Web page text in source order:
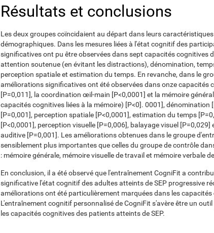
Résultats et conclusions
Les deux groupes coïncidaient au départ dans leurs
démographiques. Dans les mesures liées à l'état cognitif des
significatives ont pu être observées dans sept capacités cognitives
attention soutenue (en évitant les distractions), dénomination,
perception spatiale et estimation du temps. En revanche, dans le
améliorations significatives ont été observées dans onze capacités
[P=0,011], la coordination œil-main [P<0,0001] et la mémoire
capacités cognitives liées à la mémoire) [P<0]. 0001], dénomination
[P=0,001], perception spatiale [P<0,0001], estimation du temps
[P<0,0001], perception visuelle [P=0,006], balayage visuel
auditive [P=0,001]. Les améliorations obtenues dans le groupe
sensiblement plus importantes que celles du groupe de contrôle
: mémoire générale, mémoire visuelle de travail et mémoire verbale
En conclusion, il a été observé que l'entraînement CogniFit a
significative l'état cognitif des adultes atteints de SEP progressive
améliorations ont été particulièrement marquées dans les capacités
L'entraînement cognitif personnalisé de CogniFit s'avère être un
les capacités cognitives des patients atteints de SEP.